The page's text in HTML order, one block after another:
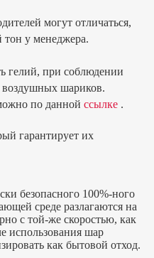
могут отличаться,
тон у менеджера.
гелий, при соблюдении
шариков.
по данной ссылке .
гарантирует их
безопасного 100%-ного
среде разлагаются на
с той-же скоростью, как
использования шар
как бытовой отход.